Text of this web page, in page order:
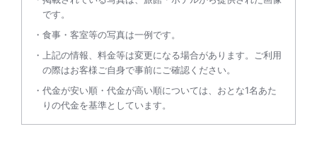
です。
食事・客室等の写真は一例です。
上記の情報、料金等は変更になる場合があります。ご利用
の際はお客様ご自身で事前にご確認ください。
代金が安い順・代金が高い順については、おとな1名あた
りの代金を基準としています。